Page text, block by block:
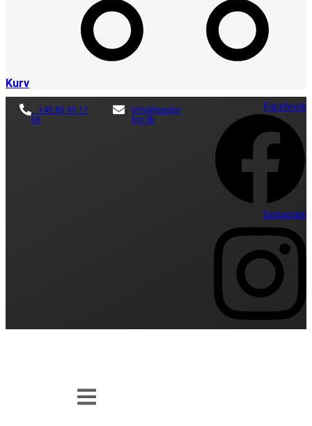
Kurv
+45 86 95 17
66
info@laasby-
kro.dk
Facebook
Instagram